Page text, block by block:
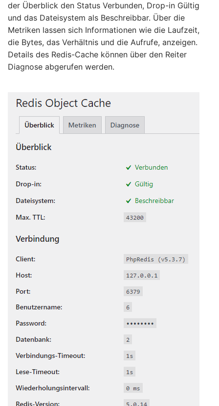
der Überblick den Status Verbunden, Drop-in Gültig
und das Dateisystem als Beschreibbar. Über die
Metriken lassen sich Informationen wie die Laufzeit,
die Bytes, das Verhältnis und die Aufrufe, anzeigen.
Details des Redis-Cache können über den Reiter
Diagnose abgerufen werden.